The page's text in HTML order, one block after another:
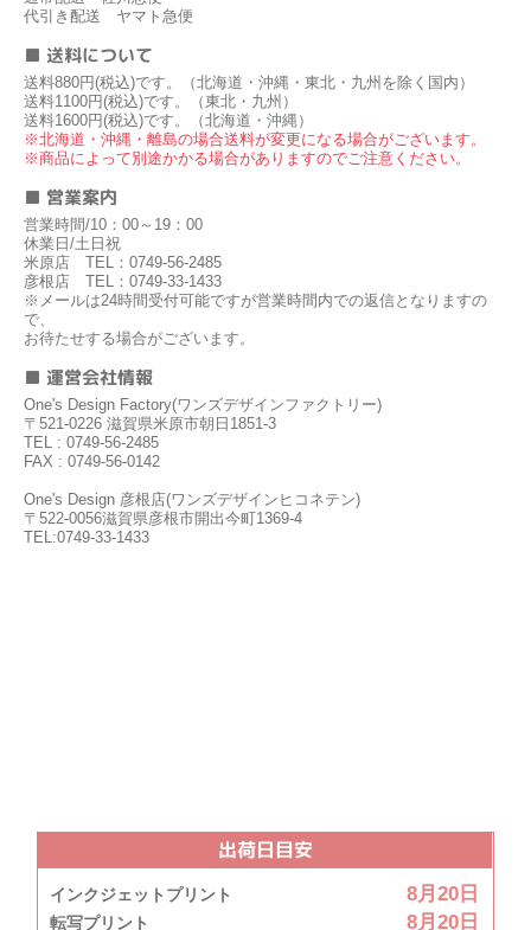
代引き配送 ヤマト急便
■ 送料について
送料880円(税込)です。（北海道・沖縄・東北・九州を除く国内）
送料1100円(税込)です。（東北・九州）
送料1600円(税込)です。（北海道・沖縄）
※北海道・沖縄・離島の場合送料が変更になる場合がございます。
※商品によって別途かかる場合がありますのでご注意ください。
■ 営業案内
営業時間/10：00～19：00
休業日/土日祝
米原店 TEL：0749-56-2485
彦根店 TEL：0749-33-1433
※メールは24時間受付可能ですが営業時間内での返信となりますの
で、
お待たせする場合がございます。
■ 運営会社情報
One's Design Factory(ワンズデザインファクトリー)
〒521-0226 滋賀県米原市朝日1851-3
TEL : 0749-56-2485
FAX : 0749-56-0142
One's Design 彦根店(ワンズデザインヒコネテン)
〒522-0056滋賀県彦根市開出今町1369-4
TEL:0749-33-1433
出荷日目安
インクジェットプリント 8月20日
転写プリント 8月20日